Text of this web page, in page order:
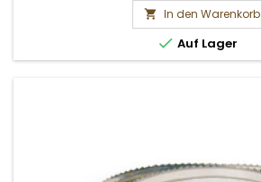
 In den Warenkorb
 Auf Lager